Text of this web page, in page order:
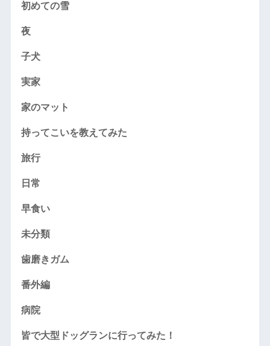
初めての雪
夜
子犬
実家
家のマット
持ってこいを教えてみた
旅行
日常
早食い
未分類
歯磨きガム
番外編
病院
皆で大型ドッグランに行ってみた！